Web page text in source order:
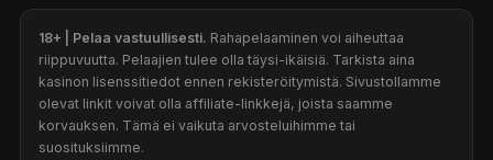
18+ | Pelaa vastuullisesti. Rahapelaaminen voi aiheuttaa
riippuvuutta. Pelaajien tulee olla täysi-ikäisiä. Tarkista aina
kasinon lisenssitiedot ennen rekisteröitymistä. Sivustollamme
olevat linkit voivat olla affiliate-linkkejä, joista saamme
korvauksen. Tämä ei vaikuta arvosteluihimme tai
suosituksiimme.